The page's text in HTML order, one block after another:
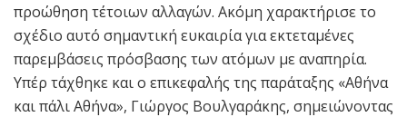
προώθηση τέτοιων αλλαγών. Ακόμη χαρακτήρισε το
σχέδιο αυτό σημαντική ευκαιρία για εκτεταμένες
παρεμβάσεις πρόσβασης των ατόμων με αναπηρία.
Υπέρ τάχθηκε και ο επικεφαλής της παράταξης «Αθήνα
και πάλι Αθήνα», Γιώργος Βουλγαράκης, σημειώνοντας